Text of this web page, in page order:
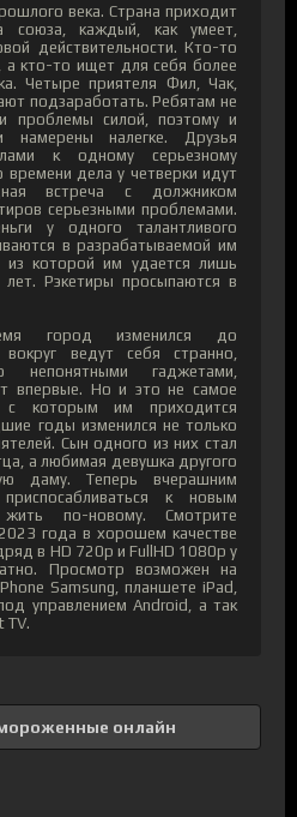
века. Страна приходит
союза, каждый, как умеет,
действительности. Кто-то
а кто-то ищет для себя более
Четыре приятеля Фил, Чак,
подзаработать. Ребятам не
проблемы силой, поэтому и
намерены налегке. Друзья
к одному серьезному
дела у четверки идут
встреча с должником
серьезными проблемами.
у одного талантливого
в разрабатываемой им
из которой им удается лишь
лет. Рэкетиры просыпаются в
город изменился до
ведут себя странно,
непонятными гаджетами,
впервые. Но и это не самое
с которым им приходится
годы изменился не только
Сын одного из них стал
а любимая девушка другого
даму. Теперь вчерашним
к новым
по-новому. Смотрите
года в хорошем качестве
в HD 720p и FullHD 1080p у
Просмотр возможен на
Samsung, планшете iPad,
управлением Android, а так
TV.
онлайн